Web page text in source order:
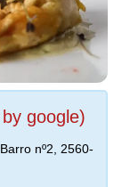
google)
nº2, 2560-